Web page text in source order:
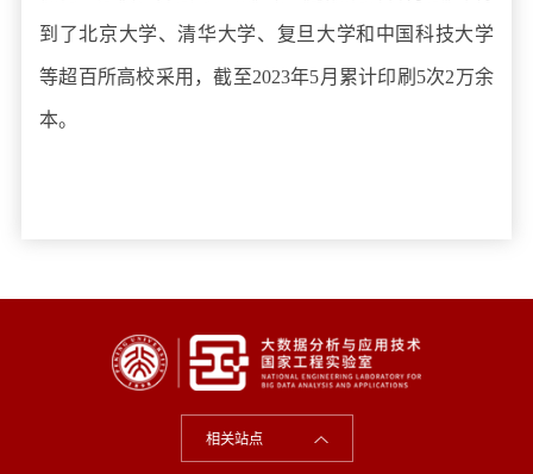
到了北京大学、清华大学、复旦大学和中国科技大学
等超百所高校采用，截至2023年5月累计印刷5次2万余
本。
相关站点